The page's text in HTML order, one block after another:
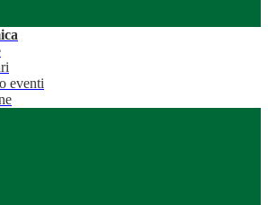
eventi